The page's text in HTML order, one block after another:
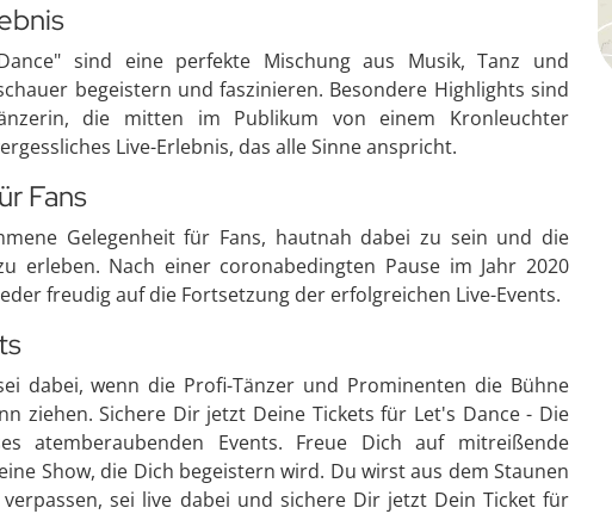
sind eine perfekte Mischung aus Musik, Tanz und
begeistern und faszinieren. Besondere Highlights sind
die mitten im Publikum von einem Kronleuchter
Live-Erlebnis, das alle Sinne anspricht.
Fans
Gelegenheit für Fans, hautnah dabei zu sein und die
erleben. Nach einer coronabedingten Pause im Jahr 2020
freudig auf die Fortsetzung der erfolgreichen Live-Events.
dabei, wenn die Profi-Tänzer und Prominenten die Bühne
ziehen. Sichere Dir jetzt Deine Tickets für Let's Dance - Die
atemberaubenden Events. Freue Dich auf mitreißende
Show, die Dich begeistern wird. Du wirst aus dem Staunen
sei live dabei und sichere Dir jetzt Dein Ticket für